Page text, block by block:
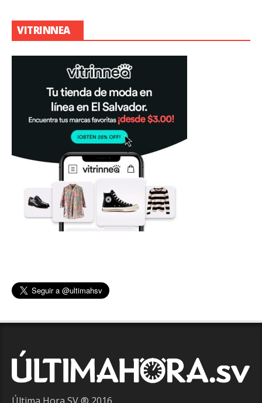
VITRINNEA